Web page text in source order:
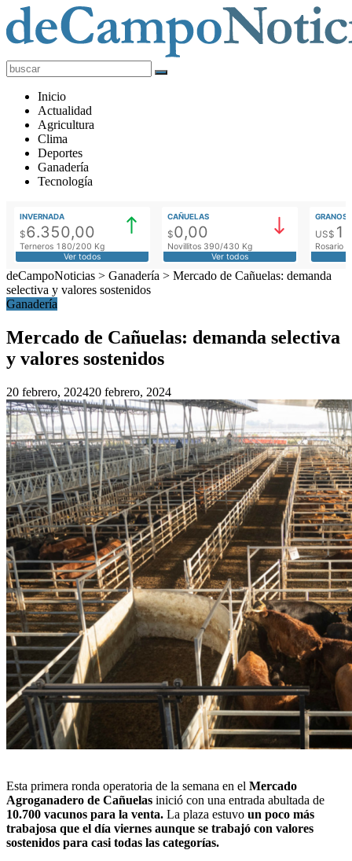
deCampoNoticias
Actualidad
Agropecuaria
Inicio
Actualidad
Agricultura
Clima
Deportes
Ganadería
Tecnología
INVERNADA
$6.350,00
Terneros 180/200 Kg
Ver todos
CAÑUELAS
$0,00
Novillitos 390/430 Kg
Ver todos
GRANOS
US$
Rosario
deCampoNoticias > Ganadería > Mercado de Cañuelas: demanda
selectiva y valores sostenidos
Ganadería
Mercado de Cañuelas: demanda selectiva
y valores sostenidos
20 febrero, 202420 febrero, 2024
Esta primera ronda operatoria de la semana en el Mercado
Agroganadero de Cañuelas inició con una entrada abultada de
10.700 vacunos para la venta. La plaza estuvo un poco más
trabajosa que el día viernes aunque se trabajó con valores
sostenidos para casi todas las categorías.